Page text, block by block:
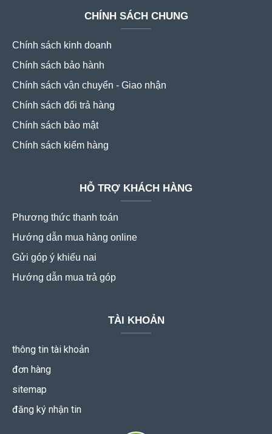
CHÍNH SÁCH CHUNG
Chính sách kinh doanh
Chính sách bảo hành
Chính sách vận chuyển - Giao nhận
Chính sách đổi trả hàng
Chính sách bảo mật
Chính sách kiểm hàng
HỖ TRỢ KHÁCH HÀNG
Phương thức thanh toán
Hướng dẫn mua hàng online
Gửi góp ý khiếu nai
Hướng dẫn mua trả góp
TÀI KHOẢN
thông tin tài khoản
đơn hàng
sitemap
đăng ký nhận tin